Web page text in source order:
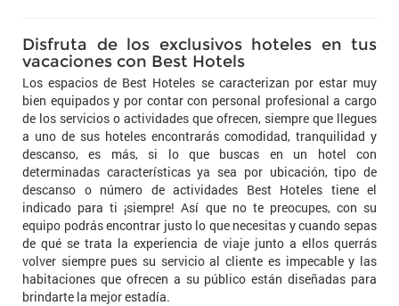
Disfruta de los exclusivos hoteles en tus
vacaciones con Best Hotels
Los espacios de Best Hoteles se caracterizan por estar muy
bien equipados y por contar con personal profesional a cargo
de los servicios o actividades que ofrecen, siempre que llegues
a uno de sus hoteles encontrarás comodidad, tranquilidad y
descanso, es más, si lo que buscas en un hotel con
determinadas características ya sea por ubicación, tipo de
descanso o número de actividades Best Hoteles tiene el
indicado para ti ¡siempre! Así que no te preocupes, con su
equipo podrás encontrar justo lo que necesitas y cuando sepas
de qué se trata la experiencia de viaje junto a ellos querrás
volver siempre pues su servicio al cliente es impecable y las
habitaciones que ofrecen a su público están diseñadas para
brindarte la mejor estadía.